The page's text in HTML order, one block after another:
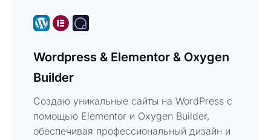
Wordpress & Elementor & Oxygen
Builder
Создаю уникальные сайты на WordPress с
помощью Elementor и Oxygen Builder,
обеспечивая профессиональный дизайн и